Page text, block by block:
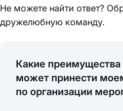
Не можете найти ответ?
дружелюбную команду.
Какие преимущества
может принести
по организации